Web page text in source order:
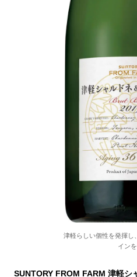
津軽らしい個性を発揮し
インを
SUNTORY FROM FARM 津軽シ